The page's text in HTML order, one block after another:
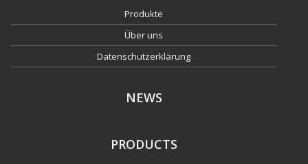
Produkte
Über uns
Datenschutzerklärung
NEWS
PRODUCTS